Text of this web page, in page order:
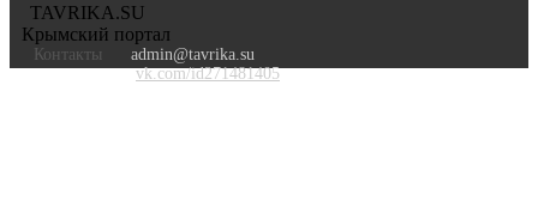
TAVRIKA.SU
Крымский портал
Контакты
admin@tavrika.su
vk.com/id271481405